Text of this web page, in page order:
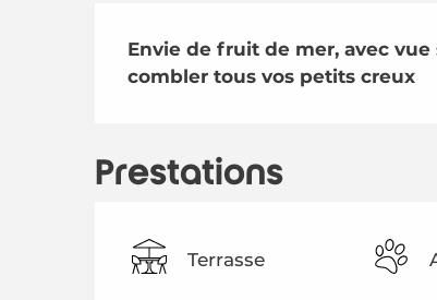
Description
Envie de fruit de mer, avec
combler tous vos petits creux
Prestations
Terrasse